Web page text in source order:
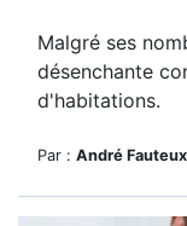
Malgré ses
désenchante
d'habitations.
Par : André Fauteux